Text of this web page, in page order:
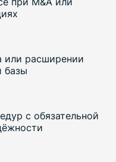
или расширении
базы
с обязательной